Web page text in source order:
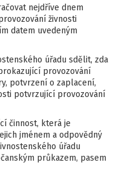
nejdříve dnem
živnosti
datem uvedeným
úřadu sdělit, zda
provozování
potvrzení o zaplacení,
potvrzující provozování
činnost, která je
jménem a odpovědný
úřadu
průkazem, pasem